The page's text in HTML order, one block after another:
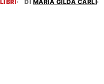
LIBRI DI MARIA GILDA CARLI